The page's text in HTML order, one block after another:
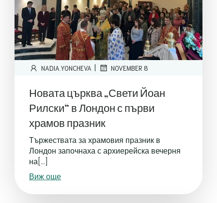
NADIA.YONCHEVA | NOVEMBER 8
Новата църква „Свети Йоан
Рилски“ в Лондон с първи
храмов празник
Тържествата за храмовия празник в
Лондон започнаха с архиерейска вечерня
на[…]
Виж още